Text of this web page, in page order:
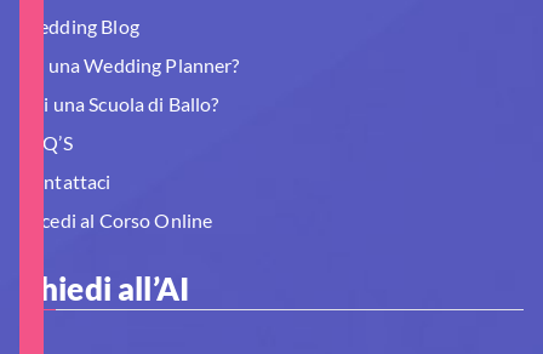
Wedding Blog
Sei una Wedding Planner?
Hai una Scuola di Ballo?
FAQ’S
Contattaci
Accedi al Corso Online
Chiedi all’AI